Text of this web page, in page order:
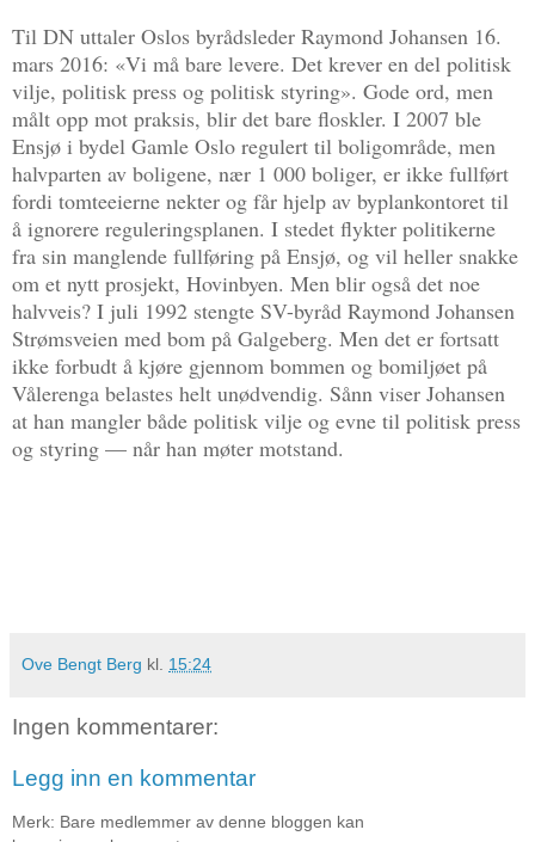
Til DN uttaler Oslos byrådsleder Raymond Johansen 16.
mars 2016: «Vi må bare levere. Det krever en del politisk
vilje, politisk press og politisk styring». Gode ord, men
målt opp mot praksis, blir det bare floskler. I 2007 ble
Ensjø i bydel Gamle Oslo regulert til boligområde, men
halvparten av boligene, nær 1 000 boliger, er ikke fullført
fordi tomteeierne nekter og får hjelp av byplankontoret til
å ignorere reguleringsplanen. I stedet flykter politikerne
fra sin manglende fullføring på Ensjø, og vil heller snakke
om et nytt prosjekt, Hovinbyen. Men blir også det noe
halvveis? I juli 1992 stengte SV-byråd Raymond Johansen
Strømsveien med bom på Galgeberg. Men det er fortsatt
ikke forbudt å kjøre gjennom bommen og bomiljøet på
Vålerenga belastes helt unødvendig. Sånn viser Johansen
at han mangler både politisk vilje og evne til politisk press
og styring — når han møter motstand.
Ove Bengt Berg kl. 15:24
Ingen kommentarer:
Legg inn en kommentar
Merk: Bare medlemmer av denne bloggen kan